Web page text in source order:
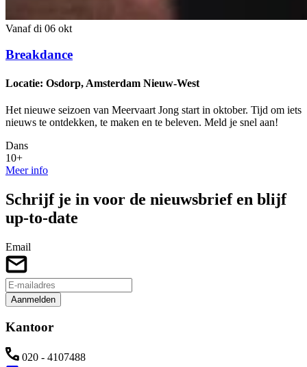
Vanaf di 06 okt
Breakdance
Locatie: Osdorp, Amsterdam Nieuw-West
Het nieuwe seizoen van Meervaart Jong start in oktober. Tijd om iets
nieuws te ontdekken, te maken en te beleven. Meld je snel aan!
Dans
10+
Meer info
Schrijf je in voor de nieuwsbrief en blijf
up-to-date
Email
Aanmelden
Kantoor
020 - 4107488